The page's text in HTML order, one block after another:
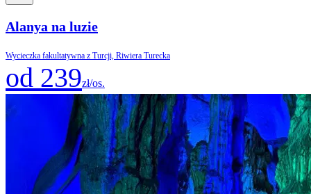
Alanya na luzie
Wycieczka fakultatywna z Turcji, Riwiera Turecka
od 239zł/os.